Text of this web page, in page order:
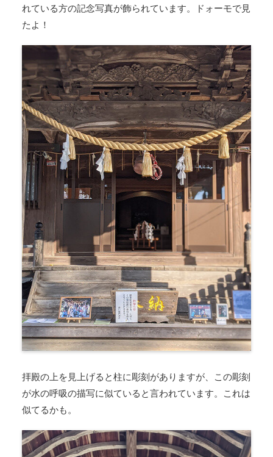
れている方の記念写真が飾られています。ドォーモで見
たよ！
拝殿の上を見上げると柱に彫刻がありますが、この彫刻
が水の呼吸の描写に似ていると言われています。これは
似てるかも。